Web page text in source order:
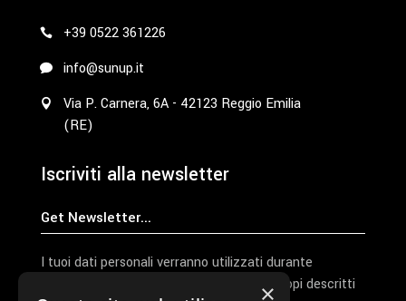
+39 0522 361226
info@sunup.it
Via P. Carnera, 6A - 42123 Reggio Emilia
(RE)
Iscriviti alla newsletter
I tuoi dati personali verranno utilizzati durante
l'elaborazione della richiesta e per altri scopi descritti
×